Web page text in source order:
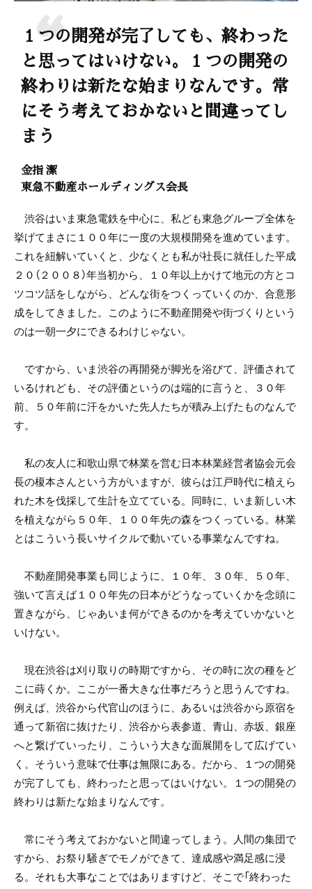
１つの開発が完了しても、終わった
と思ってはいけない。１つの開発の
終わりは新たな始まりなんです。常
にそう考えておかないと間違ってし
まう
金指 潔
東急不動産ホールディングス会長
渋谷はいま東急電鉄を中心に、私ども東急グループ全体を
挙げてまさに１００年に一度の大規模開発を進めています。
これを紐解いていくと、少なくとも私が社長に就任した平成
２０（２００８）年当初から、１０年以上かけて地元の方とコ
ツコツ話をしながら、どんな街をつくっていくのか、合意形
成をしてきました。このように不動産開発や街づくりという
のは一朝一夕にできるわけじゃない。
ですから、いま渋谷の再開発が脚光を浴びて、評価されて
いるけれども、その評価というのは端的に言うと、３０年
前、５０年前に汗をかいた先人たちが積み上げたものなんで
す。
私の友人に和歌山県で林業を営む日本林業経営者協会元会
長の榎本さんという方がいますが、彼らは江戸時代に植えら
れた木を伐採して生計を立てている。同時に、いま新しい木
を植えながら５０年、１００年先の森をつくっている。林業
とはこういう長いサイクルで動いている事業なんですね。
不動産開発事業も同じように、１０年、３０年、５０年、
強いて言えば１００年先の日本がどうなっていくかを念頭に
置きながら、じゃあいま何ができるのかを考えていかないと
いけない。
現在渋谷は刈り取りの時期ですから、その時に次の種をど
こに蒔くか。ここが一番大きな仕事だろうと思うんですね。
例えば、渋谷から代官山のほうに、あるいは渋谷から原宿を
通って新宿に抜けたり、渋谷から表参道、青山、赤坂、銀座
へと繋げていったり、こういう大きな面展開をして広げてい
く。そういう意味で仕事は無限にある。だから、１つの開発
が完了しても、終わったと思ってはいけない。１つの開発の
終わりは新たな始まりなんです。
常にそう考えておかないと間違ってしまう。人間の集団で
すから、お祭り騒ぎでモノができて、達成感や満足感に浸
る。それも大事なことではありますけど、そこで「終わった